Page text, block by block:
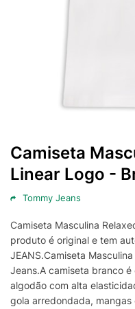
Camiseta
Linear Logo -
Tommy Jeans
Camiseta Masculina
produto é original e tem
JEANS.Camiseta
Jeans.A camiseta branco
algodão com alta
gola arredondada,